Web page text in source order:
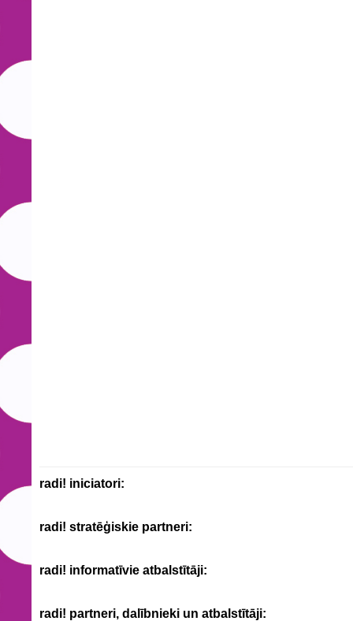
radi! iniciatori:
radi! stratēģiskie partneri:
radi! informatīvie atbalstītāji:
radi! partneri, dalībnieki un atbalstītāji: